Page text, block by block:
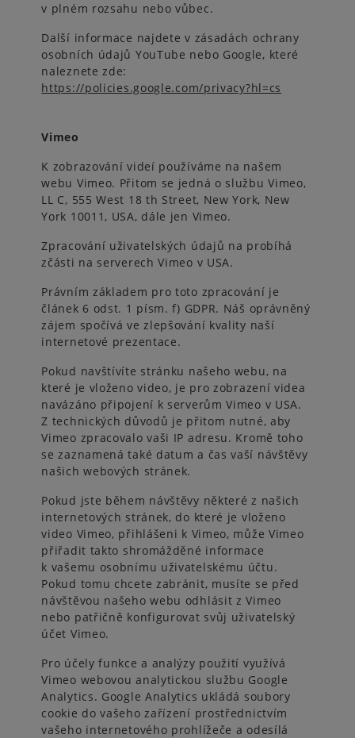
v plném rozsahu nebo vůbec.
Další informace najdete v zásadách ochrany
osobních údajů YouTube nebo Google, které
naleznete zde:
https://policies.google.com/privacy?hl=cs
Vimeo
K zobrazování videí používáme na našem
webu Vimeo. Přitom se jedná o službu Vimeo,
LL C, 555 West 18 th Street, New York, New
York 10011, USA, dále jen Vimeo.
Zpracování uživatelských údajů na probíhá
zčásti na serverech Vimeo v USA.
Právním základem pro toto zpracování je
článek 6 odst. 1 písm. f) GDPR. Náš oprávněný
zájem spočívá ve zlepšování kvality naší
internetové prezentace.
Pokud navštívíte stránku našeho webu, na
které je vloženo video, je pro zobrazení videa
navázáno připojení k serverům Vimeo v USA.
Z technických důvodů je přitom nutné, aby
Vimeo zpracovalo vaši IP adresu. Kromě toho
se zaznamená také datum a čas vaší návštěvy
našich webových stránek.
Pokud jste během návštěvy některé z našich
internetových stránek, do které je vloženo
video Vimeo, přihlášeni k Vimeo, může Vimeo
přiřadit takto shromážděné informace
k vašemu osobnímu uživatelskému účtu.
Pokud tomu chcete zabránit, musíte se před
návštěvou našeho webu odhlásit z Vimeo
nebo patřičně konfigurovat svůj uživatelský
účet Vimeo.
Pro účely funkce a analýzy použití využívá
Vimeo webovou analytickou službu Google
Analytics. Google Analytics ukládá soubory
cookie do vašeho zařízení prostřednictvím
vašeho internetového prohlížeče a odesílá